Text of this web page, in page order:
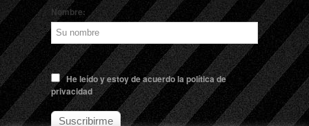
Nombre:
He leído y estoy de acuerdo la política de
privacidad